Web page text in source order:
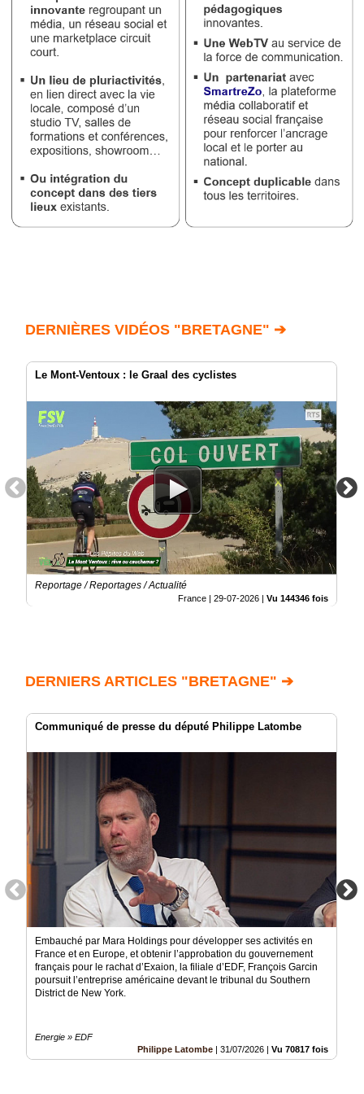
DERNIÈRES VIDÉOS "BRETAGNE" ➔
Le Mont-Ventoux : le Graal des cyclistes
Reportage / Reportages / Actualité
France | 29-07-2026 | Vu 144346 fois
DERNIERS ARTICLES "BRETAGNE" ➔
Communiqué de presse du député Philippe Latombe
Embauché par Mara Holdings pour développer ses activités en
France et en Europe, et obtenir l’approbation du gouvernement
français pour le rachat d’Exaion, la filiale d’EDF, François Garcin
poursuit l’entreprise américaine devant le tribunal du Southern
District de New York.
Energie » EDF
Philippe Latombe | 31/07/2026 | Vu 70817 fois